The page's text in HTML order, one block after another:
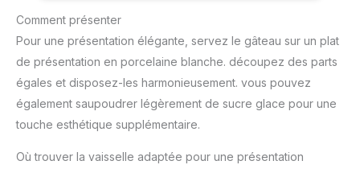
Parfait pour les fêtes
d'anniversaire, les
rassemblements, les
festivals. 【Ensemble
multi-pièces】moule
cake silicone Explorez la
pâtisserie avec notre
Comment présenter
Pour une présentation élégante, servez le gâteau sur un plat
de présentation en porcelaine blanche. découpez des parts
égales et disposez-les harmonieusement. vous pouvez
également saupoudrer légèrement de sucre glace pour une
touche esthétique supplémentaire.
Où trouver la vaisselle adaptée pour une présentation